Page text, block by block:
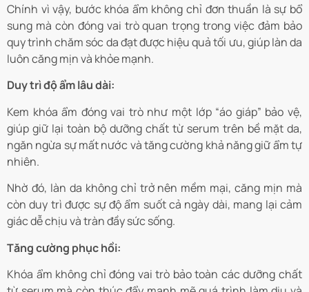
Chính vì vậy, bước khóa ẩm không chỉ đơn thuần là sự bổ
sung mà còn đóng vai trò quan trọng trong việc đảm bảo
quy trình chăm sóc da đạt được hiệu quả tối ưu, giúp làn da
luôn căng mịn và khỏe mạnh.
Duy trì độ ẩm lâu dài:
Kem khóa ẩm đóng vai trò như một lớp “áo giáp” bảo vệ,
giúp giữ lại toàn bộ dưỡng chất từ serum trên bề mặt da,
ngăn ngừa sự mất nước và tăng cường khả năng giữ ẩm tự
nhiên.
Nhờ đó, làn da không chỉ trở nên mềm mại, căng mịn mà
còn duy trì được sự độ ẩm suốt cả ngày dài, mang lại cảm
giác dễ chịu và tràn đầy sức sống.
Tăng cường phục hồi:
Khóa ẩm không chỉ đóng vai trò bảo toàn các dưỡng chất